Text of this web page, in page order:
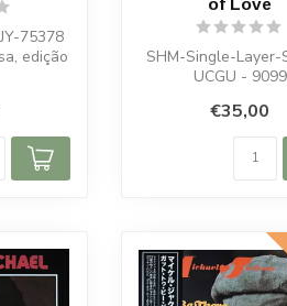
75378
edição
SHM-Single-Layer-
UCGU - 9099
€35,00